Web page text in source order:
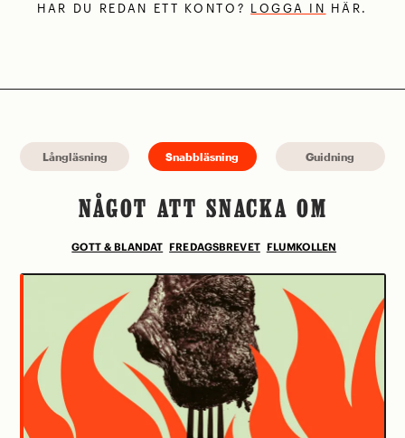
HAR DU REDAN ETT KONTO? LOGGA IN HÄR.
Långläsning Snabbläsning Guidning
NÅGOT ATT SNACKA OM
GOTT & BLANDAT FREDAGSBREVET FLUMKOLLEN